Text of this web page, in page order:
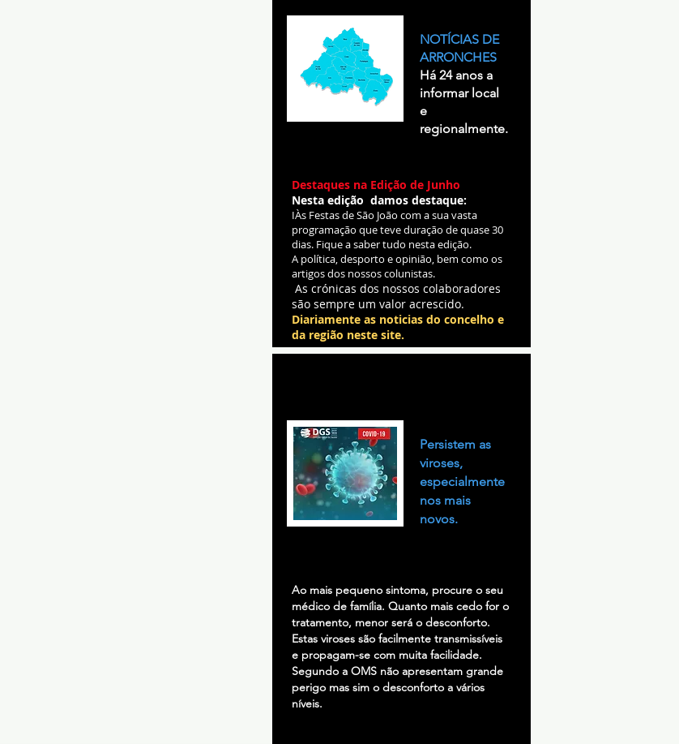
NOTÍCIAS DE
ARRONCHES
Há 24 anos a
informar local
e
regionalmente.
Destaques na Edição de Junho
Nesta edição damos destaque:
IÀs Festas de São João com a sua vasta
programação que teve duração de quase 30
dias. Fique a saber tudo nesta edição.
A política, desporto e opinião, bem como os
artigos dos nossos colunistas.
As crónicas dos nossos colaboradores
são sempre um valor acrescido.
Diariamente as noticias do concelho e
da região neste site.
Persistem as
viroses,
especialmente
nos mais
novos.
Ao mais pequeno sintoma, procure o seu
médico de família. Quanto mais cedo for o
tratamento, menor será o desconforto.
Estas viroses são facilmente transmissíveis
e propagam-se com muita facilidade.
Segundo a OMS não apresentam grande
perigo mas sim o desconforto a vários
níveis.